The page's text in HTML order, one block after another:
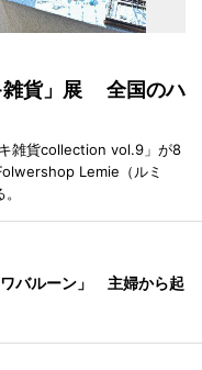
雑貨」展 全国のハ
雑貨collection vol.9」が8
Lemie（ルミ
バルーン」 主婦から起